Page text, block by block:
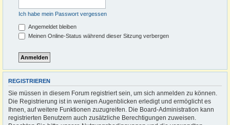
Ich habe mein Passwort vergessen
Angemeldet bleiben
Meinen Online-Status während dieser Sitzung verbergen
REGISTRIEREN
Sie müssen in diesem Forum registriert sein, um sich anmelden zu können.
Die Registrierung ist in wenigen Augenblicken erledigt und ermöglicht es
Ihnen, auf weitere Funktionen zuzugreifen. Die Board-Administration kann
registrierten Benutzern auch zusätzliche Berechtigungen zuweisen.